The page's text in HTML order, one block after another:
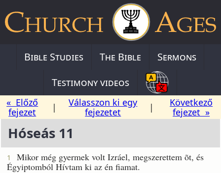
Bible Studies The Bible
Sermons
Testimony videos
« Előző
fejezet
|
Válasszon ki egy
fejezetet
|
Következő
fejezet »
Hóseás 11
1
Mikor még gyermek volt Izráel, megszerettem õt, és
Égyiptomból Hívtam ki az én fiamat.